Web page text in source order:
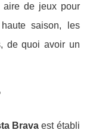
aire de jeux pour
saison, les
de quoi avoir un
Brava est établi